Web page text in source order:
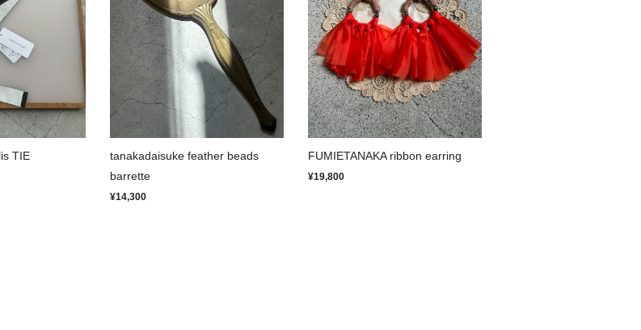
TIE
tanakadaisuke feather beads
barrette
¥14,300
FUMIETANAKA ribbon earring
¥19,800